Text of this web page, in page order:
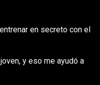
en secreto con el
y eso me ayudó a